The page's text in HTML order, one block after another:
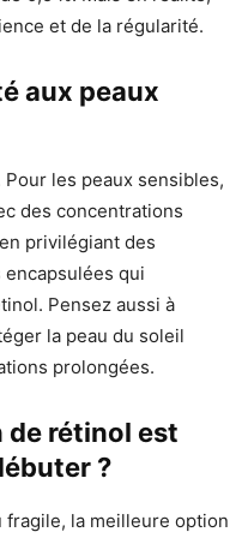
et de la régularité.
aux peaux
les peaux sensibles,
des concentrations
privilégiant des
qui
Pensez aussi à
la peau du soleil
prolongées.
rétinol est
?
fragile, la meilleure option